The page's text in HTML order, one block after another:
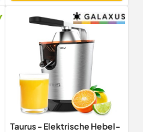
Taurus - Elektrische Hebel-